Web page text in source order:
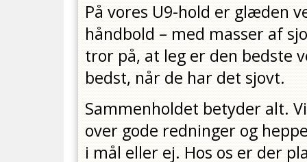
På vores U9-hold er glæden
håndbold – med masser af
tror på, at leg er den bedste
bedst, når de har det sjovt.
Sammenholdet betyder alt.
over gode redninger og
i mål eller ej. Hos os er der